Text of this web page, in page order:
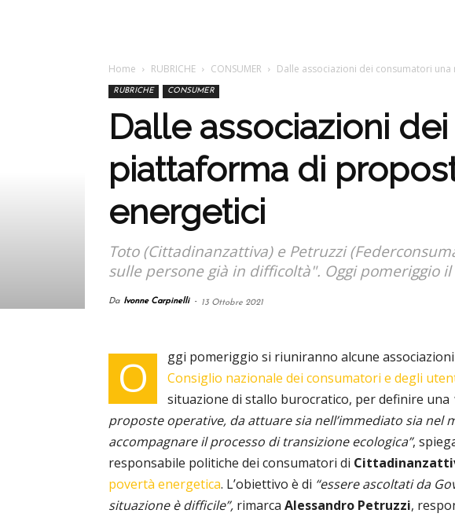
Home RUBRICHE CONSUMER Dalle associazioni dei consumatori
RUBRICHE CONSUMER
Dalle associazioni
piattaforma di
energetici
Toto (Cittadinanzattiva) e Petruzzi
sulle persone già in difficoltà". Oggi pomeriggio
Da Ivonne Carpinelli - 13 Ottobre 2021
O
ggi pomeriggio si riuniranno alcune
Consiglio nazionale dei consumatori e degli
situazione di stallo burocratico, per definire una
proposte operative, da attuare sia nell’immediato sia nel
accompagnare il processo di transizione ecologica”,
responsabile politiche dei consumatori di
povertà energetica. L’obiettivo è di “essere ascoltati da
situazione è difficile”, rimarca Alessandro Petruzzi,